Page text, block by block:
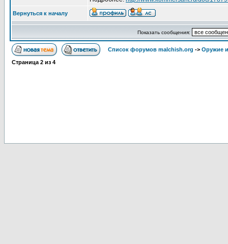
Вернуться к началу
Показать сообщения:
Список форумов malchish.org -> Оружие
Страница 2 из 4